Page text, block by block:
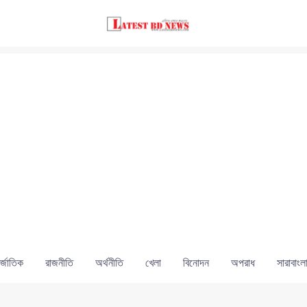
রাজনীতি অর্থনীতি খেলা বিনোদন অপরাধ সারাবাংলা